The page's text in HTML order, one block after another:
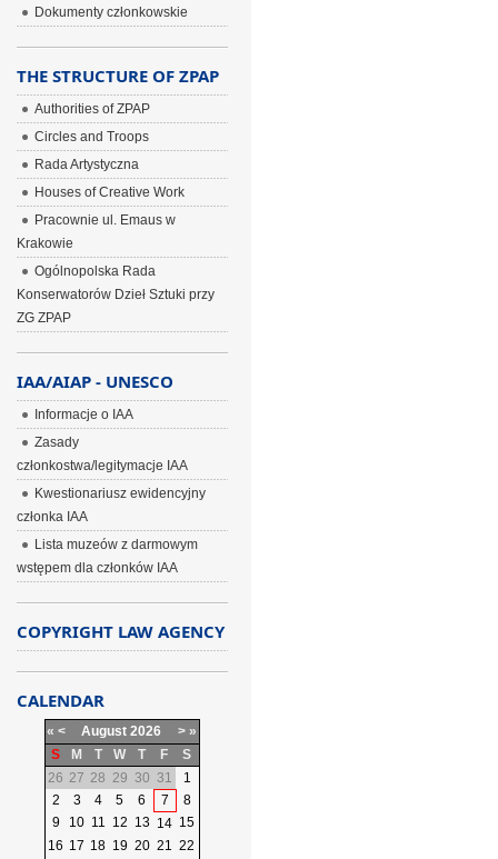
Dokumenty członkowskie
THE STRUCTURE OF ZPAP
Authorities of ZPAP
Circles and Troops
Rada Artystyczna
Houses of Creative Work
Pracownie ul. Emaus w
Krakowie
Ogólnopolska Rada
Konserwatorów Dzieł Sztuki przy
ZG ZPAP
IAA/AIAP - UNESCO
Informacje o IAA
Zasady
członkostwa/legitymacje IAA
Kwestionariusz ewidencyjny
członka IAA
Lista muzeów z darmowym
wstępem dla członków IAA
COPYRIGHT LAW AGENCY
CALENDAR
« < August 2026 > »
S
M T W T F
S
26 27 28 29 30 31
1
2
3 4 5 6 7
8
9
10 11 12 13 14 15
16 17 18 19 20 21 22